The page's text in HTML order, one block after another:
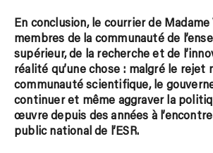
En conclusion, le courrier de Madame
membres de la communauté de
supérieur, de la recherche et de
réalité qu’une chose : malgré le rejet
communauté scientifique, le
continuer et même aggraver la
œuvre depuis des années à
public national de l’ESR.